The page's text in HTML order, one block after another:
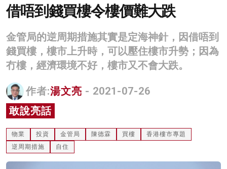
生活
商業
科技
影片
名家榜
灼見活動
關於我們
借唔到錢買樓令樓價難大跌
金管局的逆周期措施其實是定海神針，因借唔到
錢買樓，樓市上升時，可以壓住樓市升勢；因為
冇樓，經濟環境不好，樓市又不會大跌。
作者:湯文亮 - 2021-07-26
敢說亮話
物業 投資 金管局 陳德霖 買樓
香港樓市專題
逆周期措施
自住